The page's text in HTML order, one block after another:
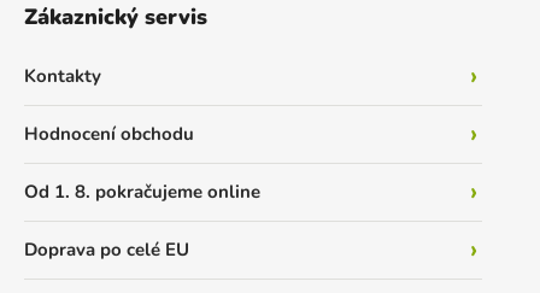
Zákaznický servis
Kontakty
Hodnocení obchodu
Od 1. 8. pokračujeme online
Doprava po celé EU